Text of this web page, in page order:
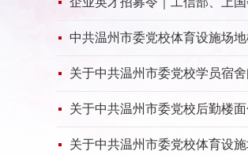
中共温州市委党校体育设施场
关于中共温州市委党校学员宿
关于中共温州市委党校后勤楼
关于中共温州市委党校体育设